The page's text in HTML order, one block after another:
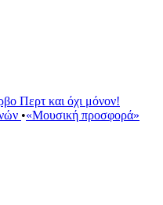
Περτ και όχι μόνον!
•«Μουσική προσφορά»